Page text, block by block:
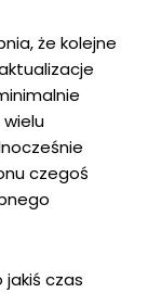
że kolejne
czegoś
jakiś czas